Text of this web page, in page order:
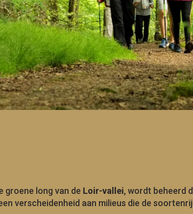
aux favoris
groene long van de Loir-vallei, wordt beheerd
verscheidenheid aan milieus die de